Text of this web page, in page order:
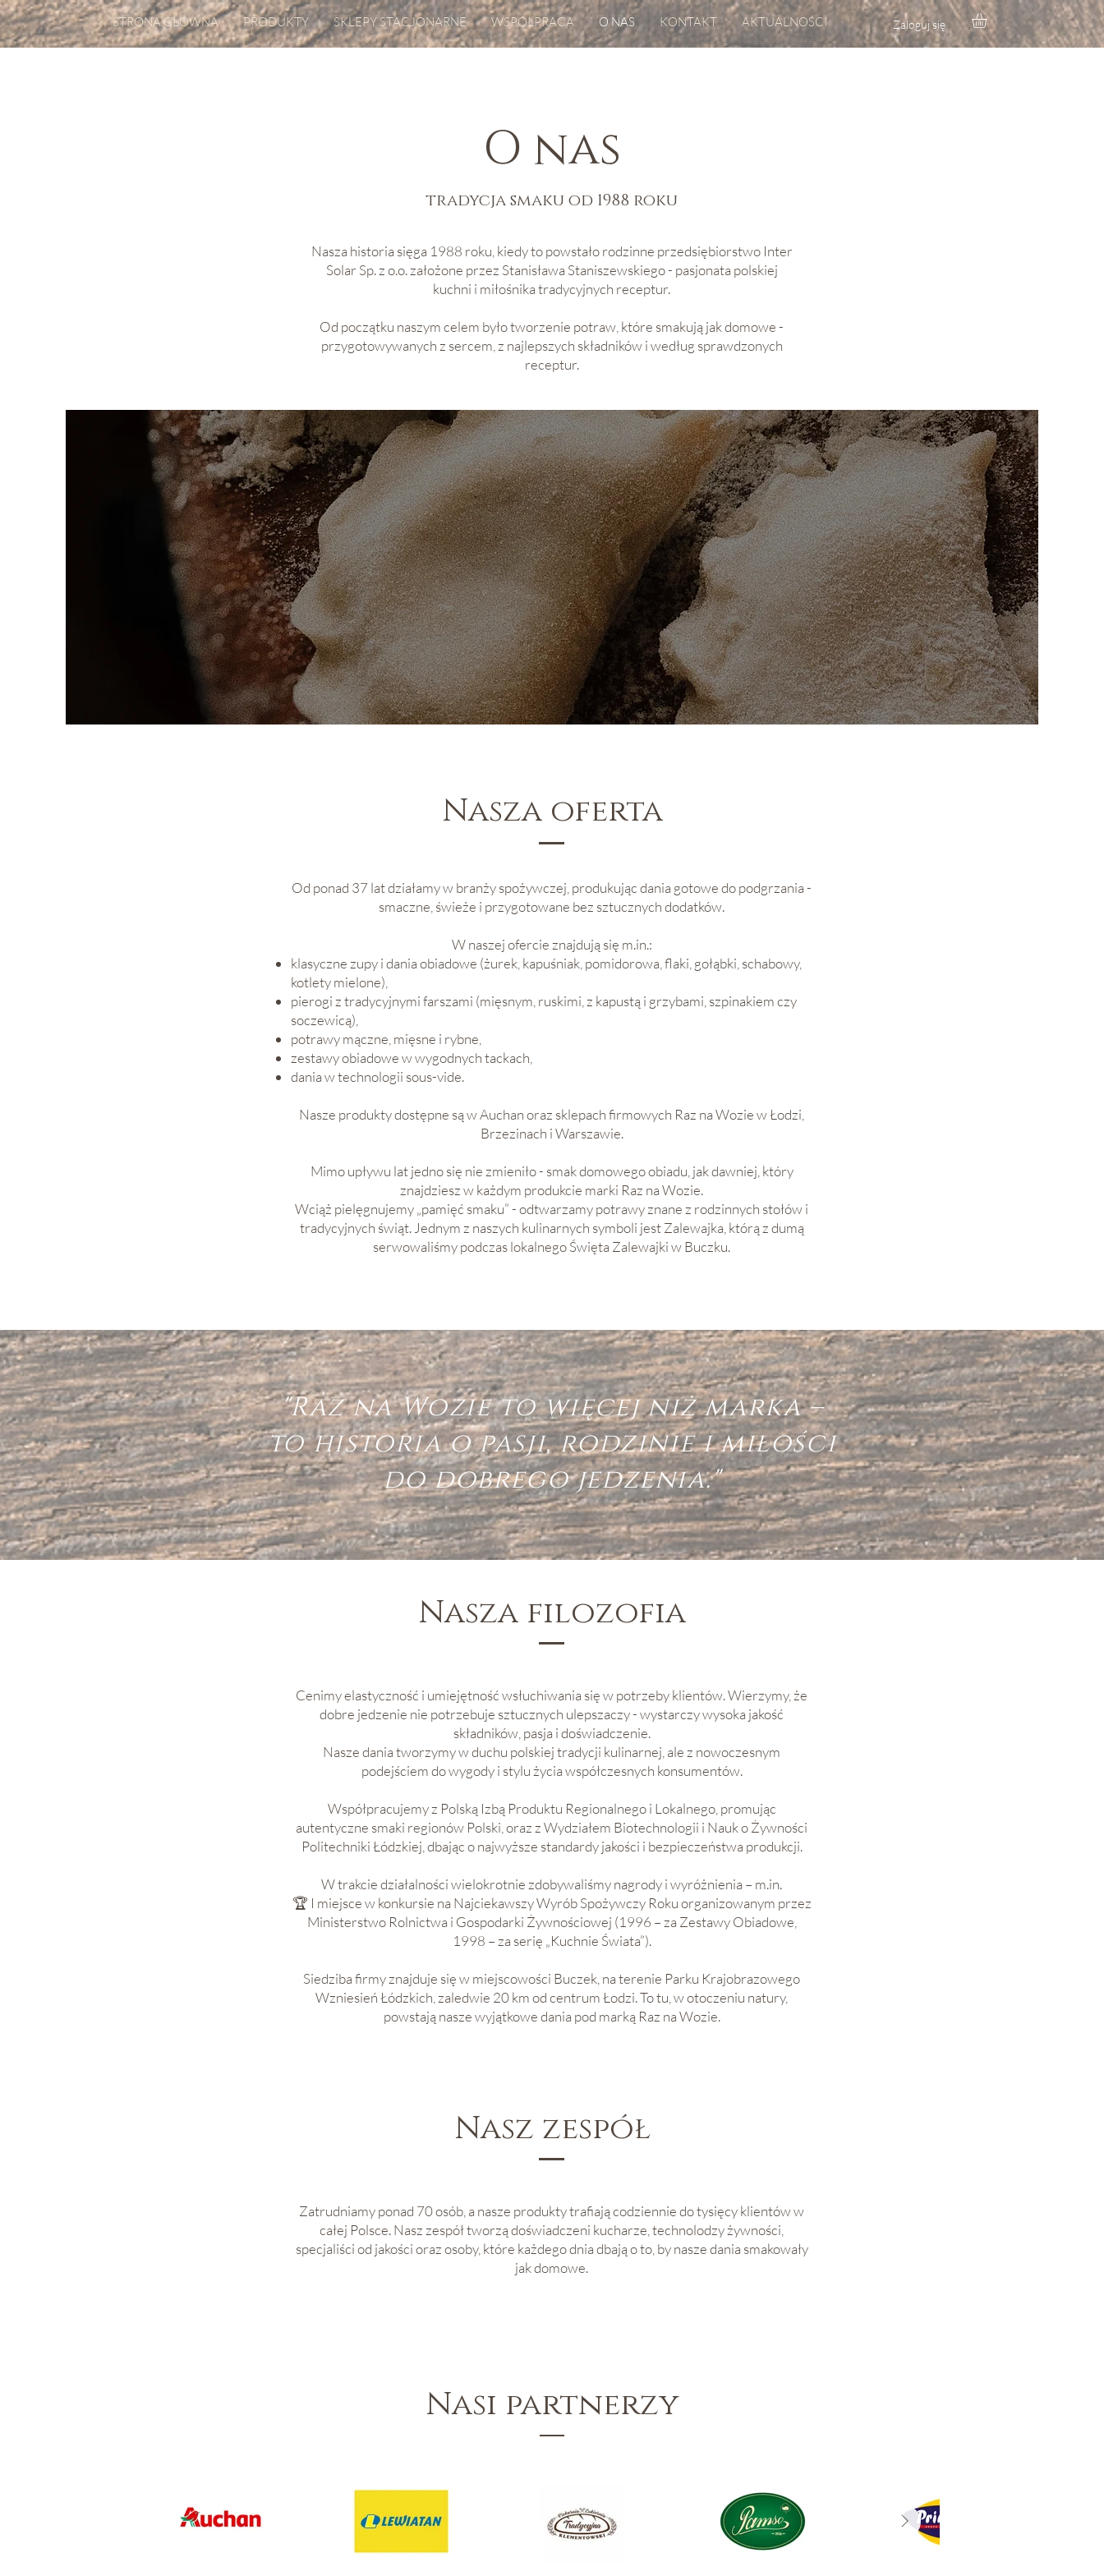
STRONA GŁÓWNA PRODUKTY SKLEPY STACJONARNE WSPÓŁPRACA O NAS KONTAKT AKTUALNOŚCI Zaloguj się
O nas
tradycja smaku od 1988 roku
Nasza historia sięga 1988 roku, kiedy to powstało rodzinne przedsiębiorstwo Inter
Solar Sp. z o.o. założone przez Stanisława Staniszewskiego - pasjonata polskiej
kuchni i miłośnika tradycyjnych receptur.
Od początku naszym celem było tworzenie potraw, które smakują jak domowe -
przygotowywanych z sercem, z najlepszych składników i według sprawdzonych
receptur.
Nasza oferta
Od ponad 37 lat działamy w branży spożywczej, produkując dania gotowe do podgrzania -
smaczne, świeże i przygotowane bez sztucznych dodatków.
W naszej ofercie znajdują się m.in.:
klasyczne zupy i dania obiadowe (żurek, kapuśniak, pomidorowa, flaki, gołąbki, schabowy,
kotlety mielone),
pierogi z tradycyjnymi farszami (mięsnym, ruskimi, z kapustą i grzybami, szpinakiem czy
soczewicą),
potrawy mączne, mięsne i rybne,
zestawy obiadowe w wygodnych tackach,
dania w technologii sous-vide.
Nasze produkty dostępne są w Auchan oraz sklepach firmowych Raz na Wozie w Łodzi,
Brzezinach i Warszawie.
Mimo upływu lat jedno się nie zmieniło - smak domowego obiadu, jak dawniej, który
znajdziesz w każdym produkcie marki Raz na Wozie.
Wciąż pielęgnujemy „pamięć smaku” - odtwarzamy potrawy znane z rodzinnych stołów i
tradycyjnych świąt. Jednym z naszych kulinarnych symboli jest Zalewajka, którą z dumą
serwowaliśmy podczas lokalnego Święta Zalewajki w Buczku.
"Raz na Wozie to więcej niż marka –
to historia o pasji, rodzinie i miłości
do dobrego jedzenia."
Nasza filozofia
Cenimy elastyczność i umiejętność wsłuchiwania się w potrzeby klientów. Wierzymy, że
dobre jedzenie nie potrzebuje sztucznych ulepszaczy - wystarczy wysoka jakość
składników, pasja i doświadczenie.
Nasze dania tworzymy w duchu polskiej tradycji kulinarnej, ale z nowoczesnym
podejściem do wygody i stylu życia współczesnych konsumentów.
Współpracujemy z Polską Izbą Produktu Regionalnego i Lokalnego, promując
autentyczne smaki regionów Polski, oraz z Wydziałem Biotechnologii i Nauk o Żywności
Politechniki Łódzkiej, dbając o najwyższe standardy jakości i bezpieczeństwa produkcji.
​W trakcie działalności wielokrotnie zdobywaliśmy nagrody i wyróżnienia – m.in.
🏆 I miejsce w konkursie na Najciekawszy Wyrób Spożywczy Roku organizowanym przez
Ministerstwo Rolnictwa i Gospodarki Żywnościowej (1996 – za Zestawy Obiadowe,
1998 – za serię „Kuchnie Świata”).
Siedziba firmy znajduje się w miejscowości Buczek, na terenie Parku Krajobrazowego
Wzniesień Łódzkich, zaledwie 20 km od centrum Łodzi. To tu, w otoczeniu natury,
powstają nasze wyjątkowe dania pod marką Raz na Wozie.
Nasz zespół
Zatrudniamy ponad 70 osób, a nasze produkty trafiają codziennie do tysięcy klientów w
całej Polsce. Nasz zespół tworzą doświadczeni kucharze, technolodzy żywności,
specjaliści od jakości oraz osoby, które każdego dnia dbają o to, by nasze dania smakowały
jak domowe.
Nasi partnerzy